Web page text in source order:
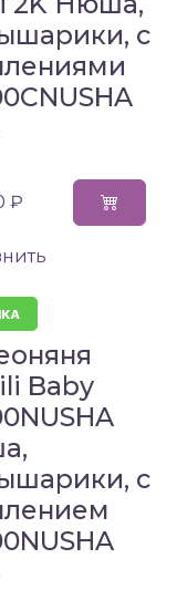
с
₽
Baby
с